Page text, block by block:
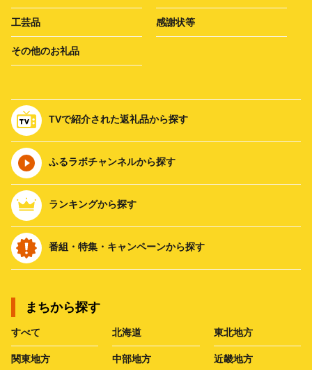
工芸品 感謝状等
その他のお礼品
TVで紹介された返礼品から探す
ふるラボチャンネルから探す
ランキングから探す
番組・特集・キャンペーンから探す
まちから探す
すべて 北海道 東北地方
関東地方 中部地方 近畿地方